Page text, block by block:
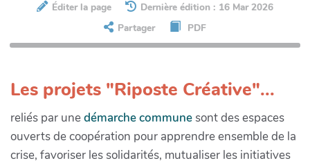
Éditer la page
Dernière édition : 16 Mar 2026
Partager
PDF